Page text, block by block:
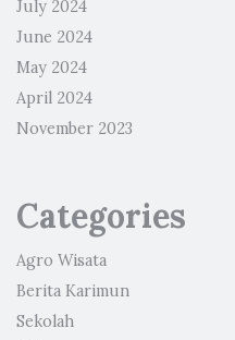
July 2024
June 2024
May 2024
April 2024
November 2023
Categories
Agro Wisata
Berita Karimun
Sekolah